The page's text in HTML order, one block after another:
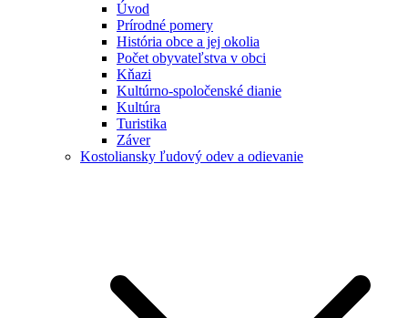
Úvod
Prírodné pomery
História obce a jej okolia
Počet obyvateľstva v obci
Kňazi
Kultúrno-spoločenské dianie
Kultúra
Turistika
Záver
Kostoliansky ľudový odev a odievanie